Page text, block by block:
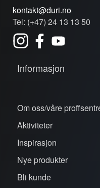
kontakt@duri.no
Tel: (+47) 24 13 13 50
Informasjon
Om oss/våre
Aktiviteter
Inspirasjon
Nye produkter
Bli kunde